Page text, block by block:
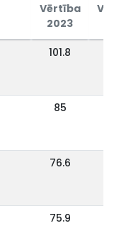
Vērtība
2023
101.8
85
76.6
75.9